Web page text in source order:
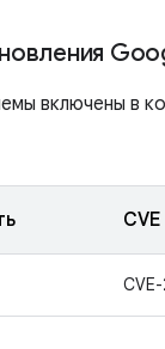
включены в
CVE